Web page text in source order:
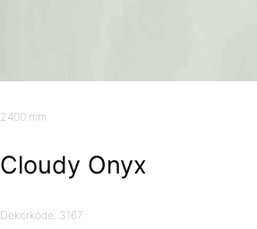
2400 mm
Cloudy Onyx
Dekorkode: 3167